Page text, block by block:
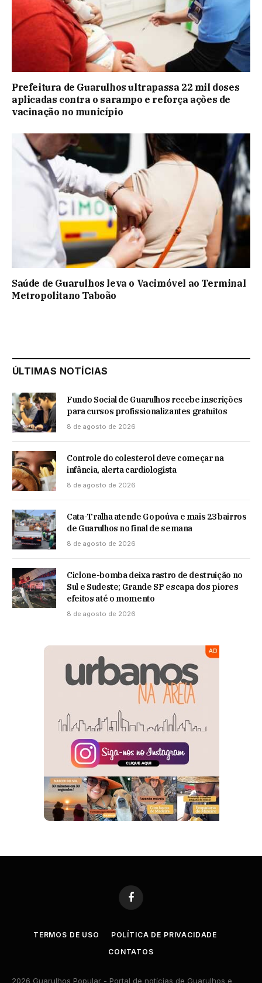
Prefeitura de Guarulhos ultrapassa 22 mil doses
aplicadas contra o sarampo e reforça ações de
vacinação no município
Saúde de Guarulhos leva o Vacimóvel ao Terminal
Metropolitano Taboão
ÚLTIMAS NOTÍCIAS
Fundo Social de Guarulhos recebe inscrições
para cursos profissionalizantes gratuitos
8 de agosto de 2026
Controle do colesterol deve começar na
infância, alerta cardiologista
8 de agosto de 2026
Cata-Tralha atende Gopoúva e mais 23 bairros
de Guarulhos no final de semana
8 de agosto de 2026
Ciclone-bomba deixa rastro de destruição no
Sul e Sudeste; Grande SP escapa dos piores
efeitos até o momento
8 de agosto de 2026
Facebook
TERMOS DE USO
POLÍTICA DE PRIVACIDADE
CONTATOS
2026 Guarulhos Popular - Portal de notícias de Guarulhos e